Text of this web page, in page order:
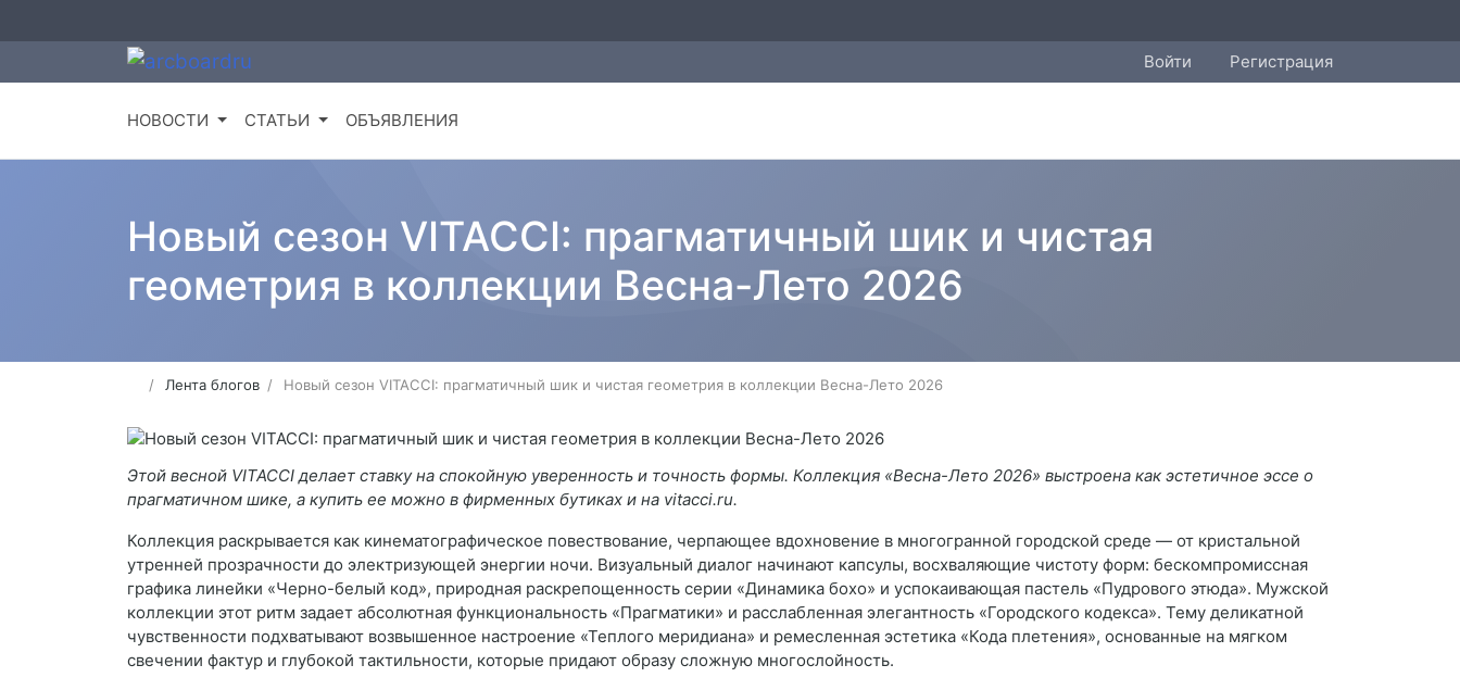
Войти Регистрация
НОВОСТИ СТАТЬИ ОБЪЯВЛЕНИЯ
Новый сезон VITACCI: прагматичный шик и чистая
геометрия в коллекции Весна-Лето 2026
Лента блогов Новый сезон VITACCI: прагматичный шик и чистая геометрия в коллекции Весна-Лето 2026
Этой весной VITACCI делает ставку на спокойную уверенность и точность формы. Коллекция «Весна-Лето 2026» выстроена как эстетичное эссе о
прагматичном шике, а купить ее можно в фирменных бутиках и на vitacci.ru.
Коллекция раскрывается как кинематографическое повествование, черпающее вдохновение в многогранной городской среде — от кристальной
утренней прозрачности до электризующей энергии ночи. Визуальный диалог начинают капсулы, восхваляющие чистоту форм: бескомпромиссная
графика линейки «Черно-белый код», природная раскрепощенность серии «Динамика бохо» и успокаивающая пастель «Пудрового этюда». Мужской
коллекции этот ритм задает абсолютная функциональность «Прагматики» и расслабленная элегантность «Городского кодекса». Тему деликатной
чувственности подхватывают возвышенное настроение «Теплого меридиана» и ремесленная эстетика «Кода плетения», основанные на мягком
свечении фактур и глубокой тактильности, которые придают образу сложную многослойность.